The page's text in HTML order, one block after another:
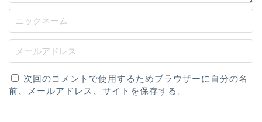
次回のコメントで使用するためブラウザーに自分の名
前、メールアドレス、サイトを保存する。